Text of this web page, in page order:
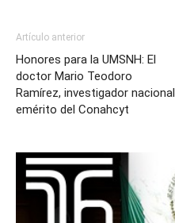
Artículo anterior
Honores para la UMSNH: El
doctor Mario Teodoro
Ramírez, investigador nacional
emérito del Conahcyt